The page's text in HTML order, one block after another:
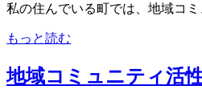
除
に
関
す
る
私の住んでいる町では、地域コ
もっと読む
地域コミュニティ活